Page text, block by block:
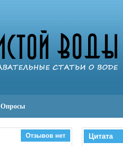
Опросы
Отзывов нет Цитата